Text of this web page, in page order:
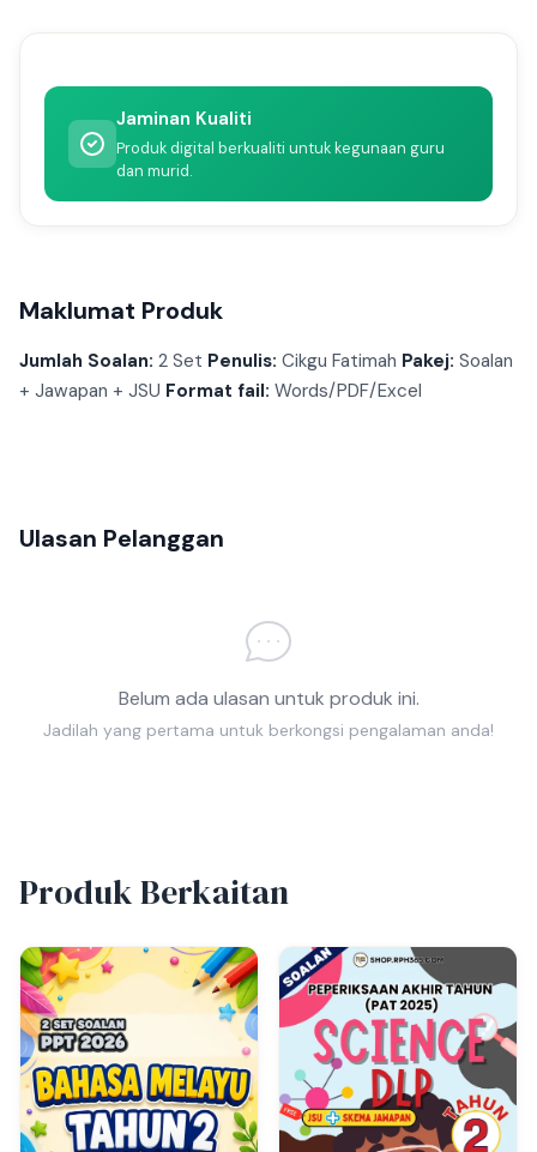
Jaminan Kualiti
Produk digital berkualiti untuk kegunaan guru
dan murid.
Maklumat Produk
Jumlah Soalan: 2 Set Penulis: Cikgu Fatimah Pakej: Soalan
+ Jawapan + JSU Format fail: Words/PDF/Excel
Ulasan Pelanggan
Belum ada ulasan untuk produk ini.
Jadilah yang pertama untuk berkongsi pengalaman anda!
Produk Berkaitan